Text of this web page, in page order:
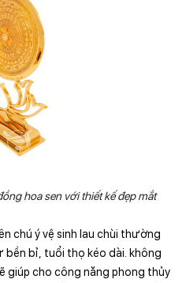
hoa sen với thiết kế đẹp mắt
chú ý vệ sinh lau chùi thường
bền bỉ, tuổi thọ kéo dài. không
giúp cho công năng phong thủy